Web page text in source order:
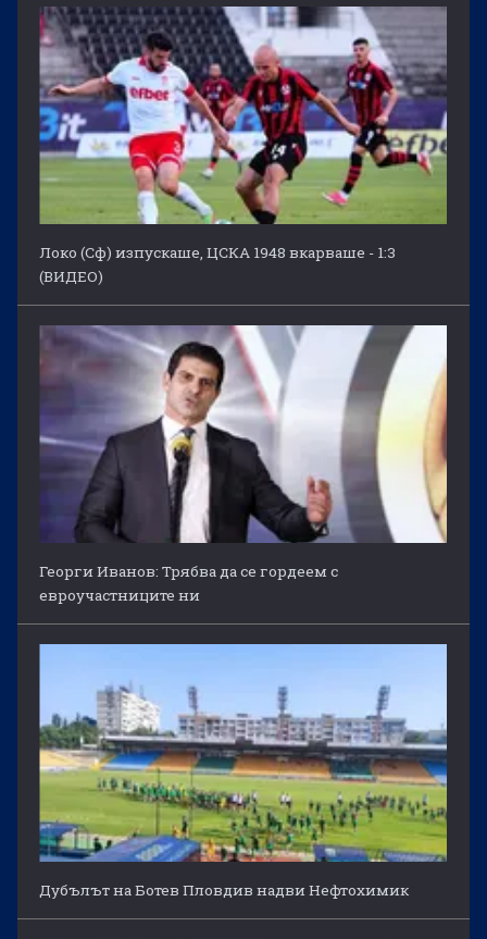
Локо (Сф) изпускаше, ЦСКА 1948 вкарваше - 1:3
(ВИДЕО)
Георги Иванов: Трябва да се гордеем с
евроучастниците ни
Дубълът на Ботев Пловдив надви Нефтохимик